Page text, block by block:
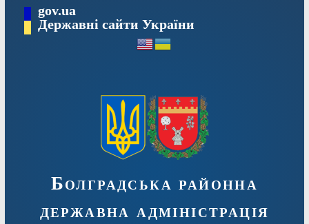
Перейтиgov.ua
Державні сайти України
Болградська районна
державна адміністрація